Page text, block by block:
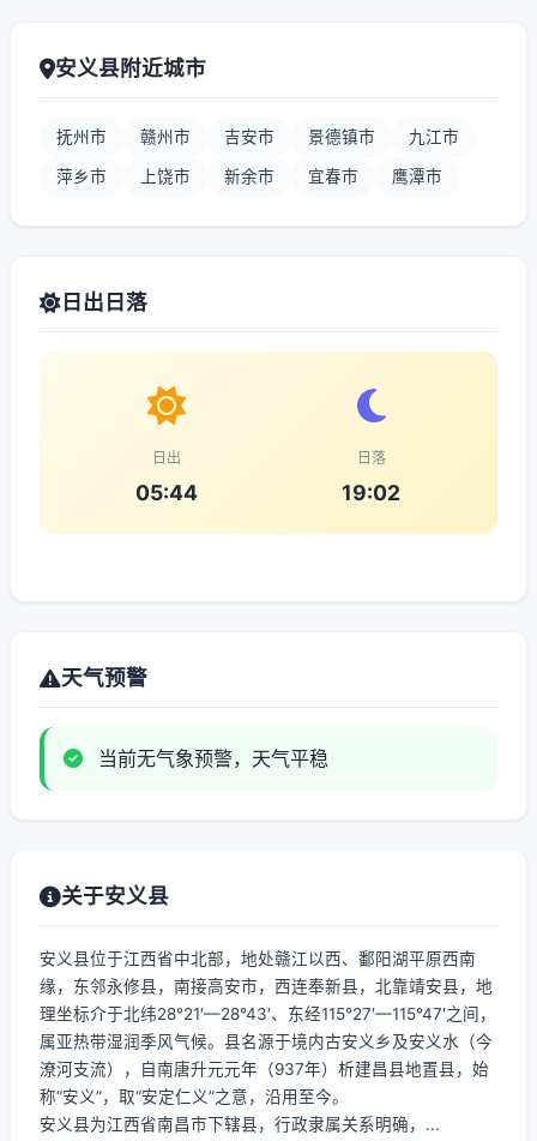
安义县附近城市
抚州市 赣州市 吉安市 景德镇市 九江市
萍乡市 上饶市 新余市 宜春市 鹰潭市
日出日落
日出
05:44
日落
19:02
天气预警
当前无气象预警，天气平稳
关于安义县
安义县位于江西省中北部，地处赣江以西、鄱阳湖平原西南
缘，东邻永修县，南接高安市，西连奉新县，北靠靖安县，地
理坐标介于北纬28°21′—28°43′、东经115°27′—115°47′之间，
属亚热带湿润季风气候。县名源于境内古安义乡及安义水（今
潦河支流），自南唐升元元年（937年）析建昌县地置县，始
称“安义”，取“安定仁义”之意，沿用至今。
安义县为江西省南昌市下辖县，行政隶属关系明确，...